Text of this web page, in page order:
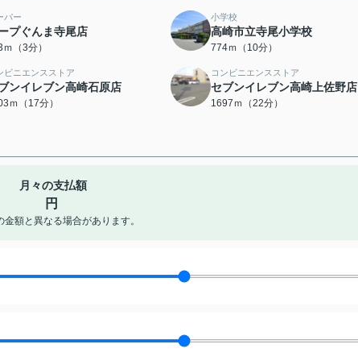
パー
プぐんま寺尾店
（3分）
小学校
高崎市立寺尾小学校
774ｍ（10分）
ビニエンスストア
ンイレブン高崎石原店
ｍ（17分）
コンビニエンスストア
セブンイレブン高崎上佐野店
1697ｍ（22分）
月々の支払額
円
額と異なる場合があります。